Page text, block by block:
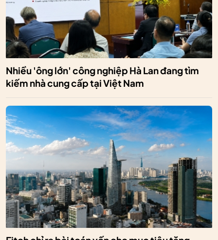
Nhiều 'ông lớn' công nghiệp Hà Lan đang tìm
kiếm nhà cung cấp tại Việt Nam